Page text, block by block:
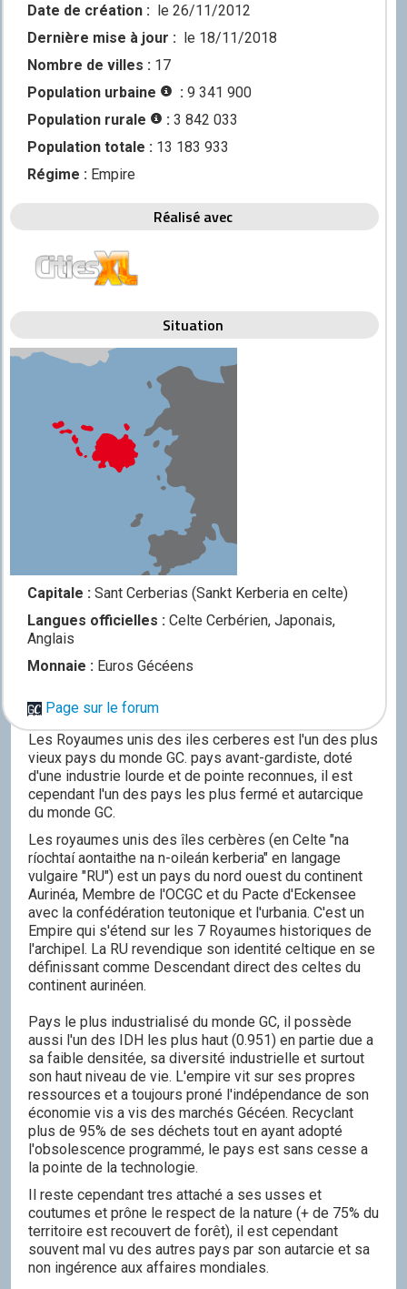
GitHub
Date de création : le 26/11/2012
Dernière mise à jour : le 18/11/2018
Nombre de villes : 17
Population urbaine
: 9 341 900
Population rurale
: 3 842 033
Population totale : 13 183 933
Régime : Empire
Réalisé avec
Situation
Capitale : Sant Cerberias (Sankt Kerberia en celte)
Langues officielles : Celte Cerbérien, Japonais,
Anglais
Monnaie : Euros Gécéens
Page sur le forum
Les Royaumes unis des iles cerberes est l'un des plus
vieux pays du monde GC. pays avant-gardiste, doté
d'une industrie lourde et de pointe reconnues, il est
cependant l'un des pays les plus fermé et autarcique
du monde GC.
Les royaumes unis des îles cerbères (en Celte "na
ríochtaí aontaithe na n-oileán kerberia" en langage
vulgaire "RU") est un pays du nord ouest du continent
Aurinéa, Membre de l'OCGC et du Pacte d'Eckensee
avec la confédération teutonique et l'urbania. C'est un
Empire qui s'étend sur les 7 Royaumes historiques de
l'archipel. La RU revendique son identité celtique en se
définissant comme Descendant direct des celtes du
continent aurinéen.
Pays le plus industrialisé du monde GC, il possède
aussi l'un des IDH les plus haut (0.951) en partie due a
sa faible densitée, sa diversité industrielle et surtout
son haut niveau de vie. L'empire vit sur ses propres
ressources et a toujours proné l'indépendance de son
économie vis a vis des marchés Gécéen. Recyclant
plus de 95% de ses déchets tout en ayant adopté
l'obsolescence programmé, le pays est sans cesse a
la pointe de la technologie.
Il reste cependant tres attaché a ses usses et
coutumes et prône le respect de la nature (+ de 75% du
territoire est recouvert de forêt), il est cependant
souvent mal vu des autres pays par son autarcie et sa
non ingérence aux affaires mondiales.